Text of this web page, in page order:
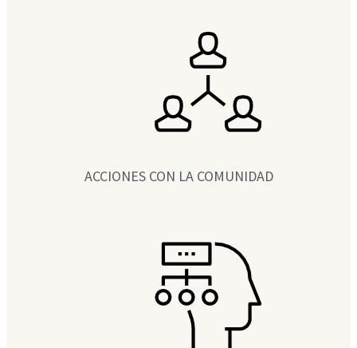
ACCIONES CON LA COMUNIDAD